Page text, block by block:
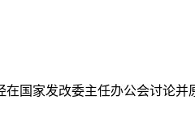
国家发改委主任办公会讨论并